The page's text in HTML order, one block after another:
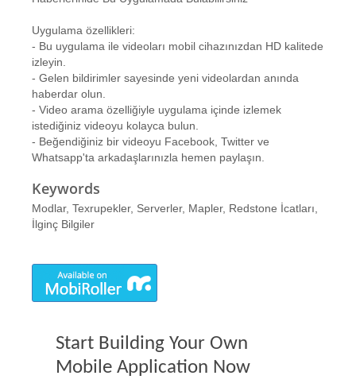
Uygulama özellikleri:
- Bu uygulama ile videoları mobil cihazınızdan HD kalitede
izleyin.
- Gelen bildirimler sayesinde yeni videolardan anında
haberdar olun.
- Video arama özelliğiyle uygulama içinde izlemek
istediğiniz videoyu kolayca bulun.
- Beğendiğiniz bir videoyu Facebook, Twitter ve
Whatsapp'ta arkadaşlarınızla hemen paylaşın.
Keywords
Modlar, Texrupekler, Serverler, Mapler, Redstone İcatları,
İlginç Bilgiler
Start Building Your Own
Mobile Application Now